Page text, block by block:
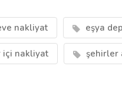
nakliyat eşya
içi nakliyat şehirler